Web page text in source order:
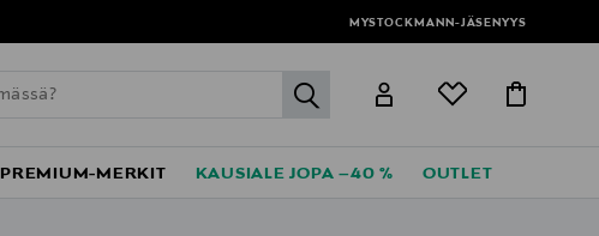
MYSTOCKMANN-JÄSENYYS
label.header.go
PREMIUM-MERKIT KAUSIALE JOPA –40 % OUTLET